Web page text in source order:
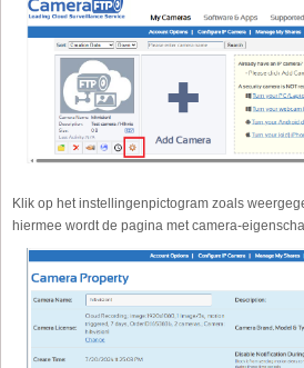
Klik op het instellingenpictogram zoals
hiermee wordt de pagina met camera-